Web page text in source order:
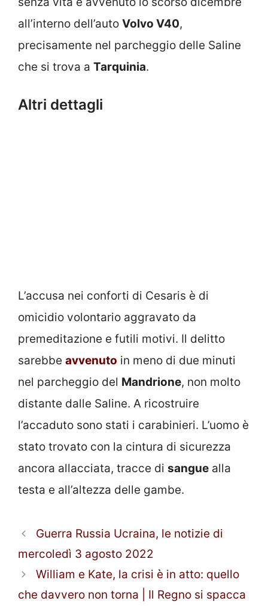
all’interno dell’auto Volvo V40,
precisamente nel parcheggio delle Saline
che si trova a Tarquinia.
Altri dettagli
L’accusa nei conforti di Cesaris è di
omicidio volontario aggravato da
premeditazione e futili motivi. Il delitto
sarebbe avvenuto in meno di due minuti
nel parcheggio del Mandrione, non molto
distante dalle Saline. A ricostruire
l’accaduto sono stati i carabinieri. L’uomo è
stato trovato con la cintura di sicurezza
ancora allacciata, tracce di sangue alla
testa e all’altezza delle gambe.
Guerra Russia Ucraina, le notizie di
mercoledì 3 agosto 2022
William e Kate, la crisi è in atto: quello
che davvero non torna | Il Regno si spacca